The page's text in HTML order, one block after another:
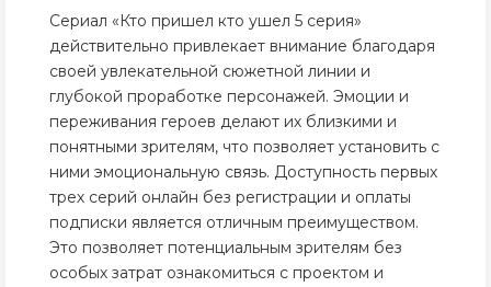
Сериал «Кто пришел кто ушел 5 серия»
действительно привлекает внимание благодаря
своей увлекательной сюжетной линии и
глубокой проработке персонажей. Эмоции и
переживания героев делают их близкими и
понятными зрителям, что позволяет установить с
ними эмоциональную связь. Доступность первых
трех серий онлайн без регистрации и оплаты
подписки является отличным преимуществом.
Это позволяет потенциальным зрителям без
особых затрат ознакомиться с проектом и